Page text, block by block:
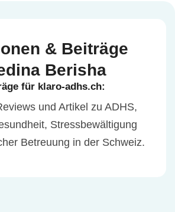
& Beiträge
Berisha
für klaro-adhs.ch:
und Artikel zu ADHS,
Stressbewältigung
Betreuung in der Schweiz.